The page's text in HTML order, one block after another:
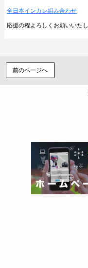
全日本インカレ組み合わせ
応援の程よろしくお願いいたし
前のページへ